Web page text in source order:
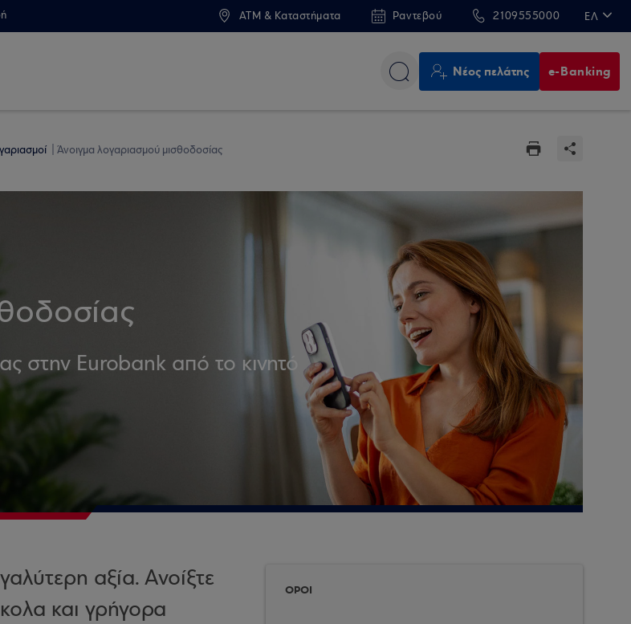
ATM & Καταστήματα Ραντεβού 2109555000 ΕΛ
Νέος πελάτης e-Banking
Άνοιγμα λογαριασμού μισθοδοσίας
στην Eurobank από το κινητό
αξία. Ανοίξτε
και γρήγορα
ΟΡΟΙ